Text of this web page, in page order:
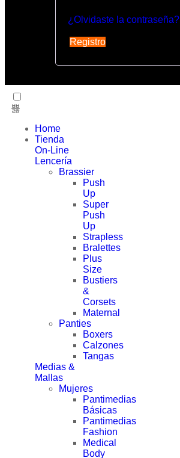
¿Olvidaste la contraseña?
Registro
Home
Tienda
On-Line
Lencería
Brassier
Push
Up
Super
Push
Up
Strapless
Bralettes
Plus
Size
Bustiers
&
Corsets
Maternal
Panties
Boxers
Calzones
Tangas
Medias &
Mallas
Mujeres
Pantimedias
Básicas
Pantimedias
Fashion
Medical
Body